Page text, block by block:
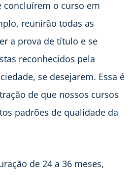
concluírem o curso em
reunirão todas as
a prova de título e se
reconhecidos pela
se desejarem. Essa é
de que nossos cursos
padrões de qualidade da
de 24 a 36 meses,